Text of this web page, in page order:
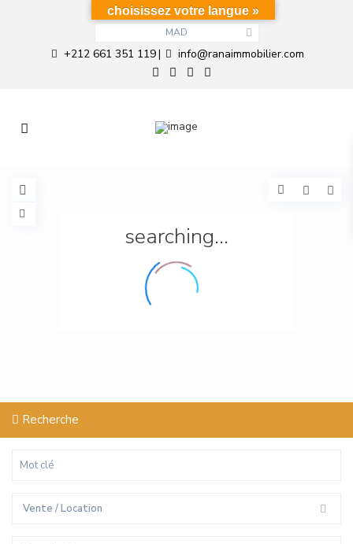
MAD
+212 661 351 119| info@ranaimmobilier.com
searching...
Recherche
Vente / Location
choisissez votre langue »